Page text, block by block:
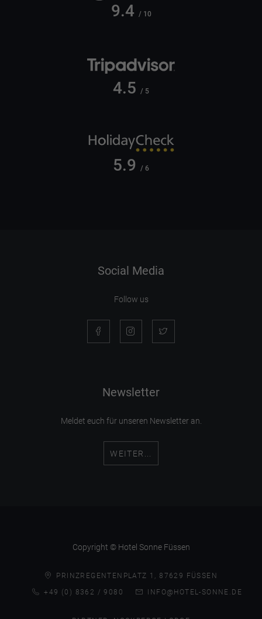
9.4 / 10
4.5 / 5
5.9 / 6
Social Media
Follow us
Newsletter
Meldet euch für unseren Newsletter an.
WEITER...
Copyright © Hotel Sonne Füssen
PRINZREGENTENPLATZ 1, 87629 FÜSSEN
+49 (0) 8362 / 9080
INFO@HOTEL-SONNE.DE